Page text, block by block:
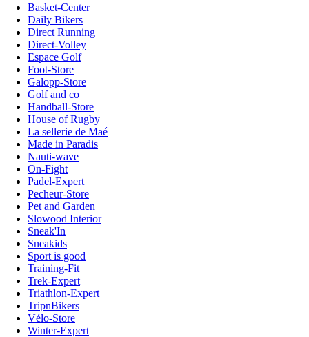
Basket-Center
Daily Bikers
Direct Running
Direct-Volley
Espace Golf
Foot-Store
Galopp-Store
Golf and co
Handball-Store
House of Rugby
La sellerie de Maé
Made in Paradis
Nauti-wave
On-Fight
Padel-Expert
Pecheur-Store
Pet and Garden
Slowood Interior
Sneak'In
Sneakids
Sport is good
Training-Fit
Trek-Expert
Triathlon-Expert
TripnBikers
Vélo-Store
Winter-Expert